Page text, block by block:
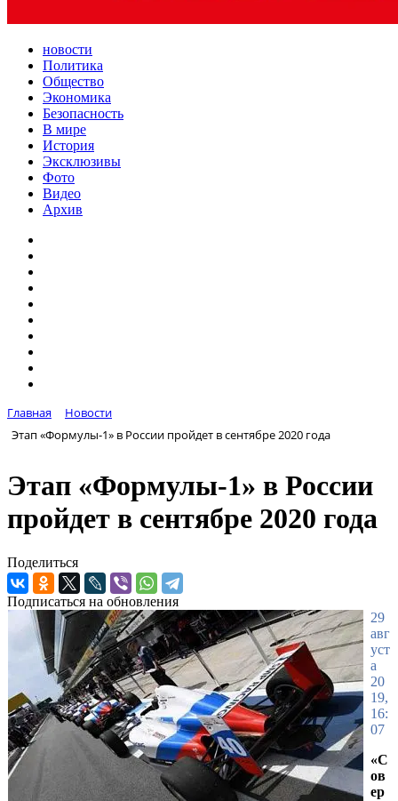
новости
Политика
Общество
Экономика
Безопасность
В мире
История
Эксклюзивы
Фото
Видео
Архив
Главная
Новости
Этап «Формулы-1» в России пройдет в сентябре 2020 года
Этап «Формулы-1» в России
пройдет в сентябре 2020 года
Поделиться
Подписаться на обновления
29
авг
уст
а
20
19,
16:
07
«С
ов
ер